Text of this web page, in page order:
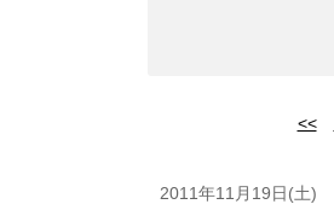
<<
2011年11月19日(土)